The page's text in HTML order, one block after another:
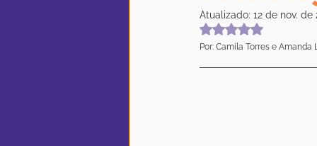
Atualizado: 12 de nov. de
Avaliado com
Por: Camila Torres e Amanda